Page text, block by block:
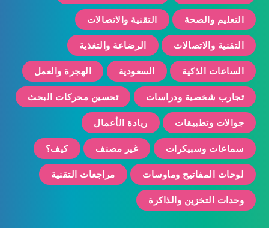
التعليم والصحة التقنية والاتصالات
التقنية والاتصالات الرضاعة والتغذية
الساعات الذكية السعودية الهجرة والعمل
تجارب شخصية ودراسات تحسين محركات البحث
جوالات وتطبيقات ريادة الأعمال
سماعات وسبيكرات غير مصنف كيف؟
لوحات المفاتيح وماوسات مراجعات التقنية
وحدات التخزين والذاكرة